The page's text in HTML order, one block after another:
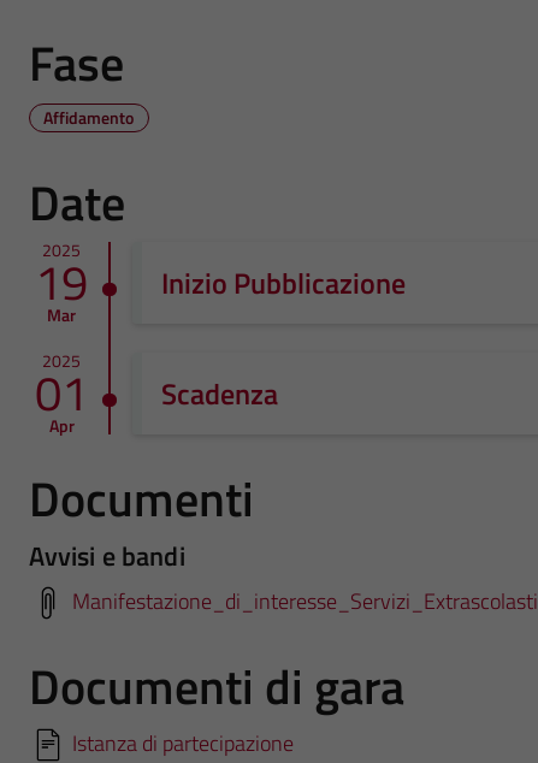
Fase
Affidamento
Date
2025
19
Mar
Inizio Pubblicazione
2025
01
Apr
Scadenza
Documenti
Avvisi e bandi
Manifestazione_di_interesse_Servizi_Extrascolasti
Documenti di gara
Istanza di partecipazione